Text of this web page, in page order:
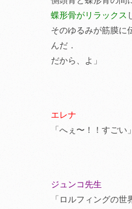
蝶形骨がリラックス
そのゆるみが筋膜に
んだ．
だから、よ」
エレナ
「へぇ〜！！すごい」
ジュンコ先生
「ロルフィングの世